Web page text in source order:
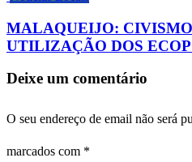
MALAQUEIJO:
UTILIZAÇÃO DOS
Deixe um comentário
O seu endereço de email não será
marcados com *